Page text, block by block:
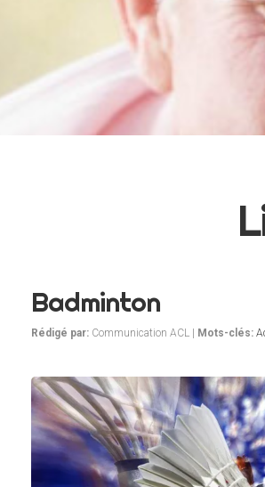
Badminton
Rédigé par: Communication ACL | Mots-clés: